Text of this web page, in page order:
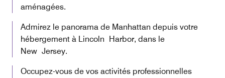
aménagées.
Admirez le panorama de Manhattan depuis votre
hébergement à Lincoln Harbor, dans le
New Jersey.
Occupez-vous de vos activités professionnelles